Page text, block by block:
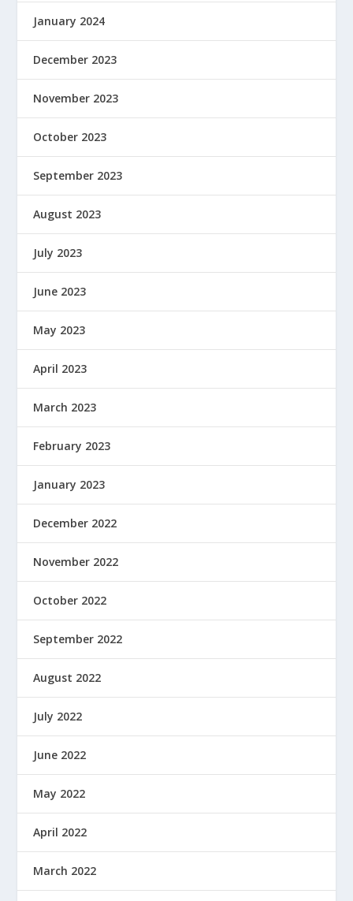
January 2024
December 2023
November 2023
October 2023
September 2023
August 2023
July 2023
June 2023
May 2023
April 2023
March 2023
February 2023
January 2023
December 2022
November 2022
October 2022
September 2022
August 2022
July 2022
June 2022
May 2022
April 2022
March 2022